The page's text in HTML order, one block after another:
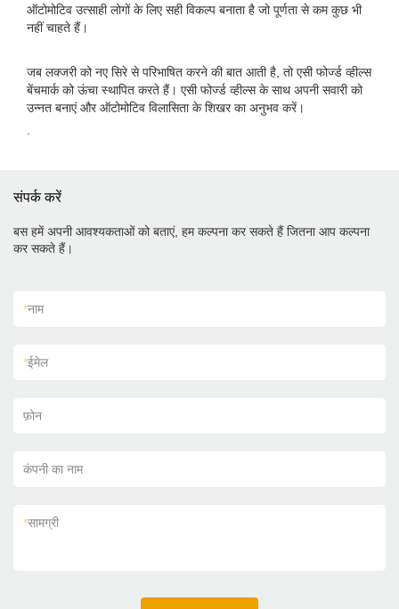
ऑटोमोटिव उत्साही लोगों के लिए सही विकल्प बनाता है जो पूर्णता से कम कुछ भी
नहीं चाहते हैं।
जब लक्जरी को नए सिरे से परिभाषित करने की बात आती है, तो एसी फोर्ज्ड व्हील्स
बेंचमार्क को ऊंचा स्थापित करते हैं। एसी फोर्ज्ड व्हील्स के साथ अपनी सवारी को
उन्नत बनाएं और ऑटोमोटिव विलासिता के शिखर का अनुभव करें।
संपर्क करें
बस हमें अपनी आवश्यकताओं को बताएं, हम कल्पना कर सकते हैं जितना आप कल्पना
कर सकते हैं।
*नाम
*ईमेल
फ़ोन
कंपनी का नाम
*सामग्री